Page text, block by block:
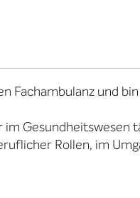
Fachambulanz und
Gesundheitswesen
Rollen, im